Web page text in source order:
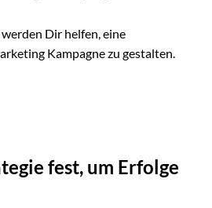
Dir helfen, eine
Kampagne zu gestalten.
fest, um Erfolge